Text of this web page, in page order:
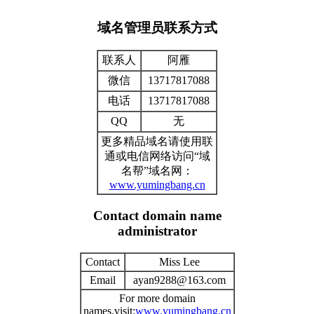
域名管理员联系方式
联系人
阿雁
微信
13717817088
电话
13717817088
QQ
无
更多精品域名请使用联
通或电信网络访问“域
名帮”域名网：
www.yumingbang.cn
Contact domain name
administrator
Contact
Miss Lee
Email
ayan9288@163.com
For more domain
names,visit:www.yumingbang.cn